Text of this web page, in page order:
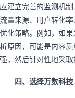
应建立完善的监测机
流量来源、用户转化
优化策略。例如，如
析原因，可能是内容
强，然后针对性地采取
四、选择万数科